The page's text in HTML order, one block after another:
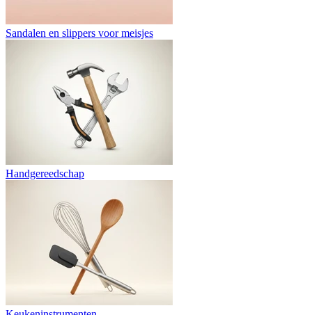
Sandalen en slippers voor meisjes
Handgereedschap